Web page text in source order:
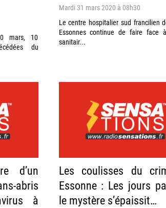
mars, 10
du
Mardi 31 mars 2020 à 08h30
Le centre hospitalier sud francilien
Essonnes continue de faire face
sanitair...
d’un
abris
à
Les coulisses du
Essonne : Les jours
le mystère s’épaissit…